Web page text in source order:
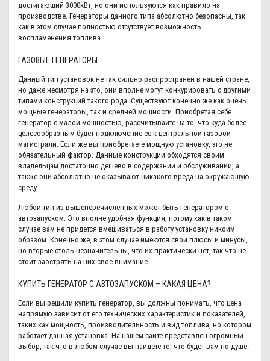
достигающий 3000кВт, но они используются как правило на
производстве. Генераторы данного типа абсолютно безопасны, так
как в этом случае полностью отсутствует возможность
воспламенения топлива.
ГАЗОВЫЕ ГЕНЕРАТОРЫ
Данный тип установок не так сильно распространен в нашей стране,
но даже несмотря на это, они вполне могут конкурировать с другими
типами конструкций такого рода. Существуют конечно же как очень
мощные генераторы, так и средней мощности. Приобретая себе
генератор с малой мощностью, рассчитывайте на то, что куда более
целесообразным будет подключение ее к центральной газовой
магистрали. Если же вы приобретаете мощную установку, это не
обязательный фактор. Данные конструкции обходятся своим
владельцам достаточно дешево в содержании и обслуживании, а
также они абсолютно не оказывают никакого вреда на окружающую
среду.
Любой тип из вышеперечисленных может быть генератором с
автозапуском. Это вполне удобная функция, потому как в таком
случае вам не придется вмешиваться в работу установку никоим
образом. Конечно же, в этом случае имеются свои плюсы и минусы,
но вторые столь незначительны, что их практически нет, так что не
стоит заострять на них свое внимание.
КУПИТЬ ГЕНЕРАТОР С АВТОЗАПУСКОМ – КАКАЯ ЦЕНА?
Если вы решили купить генератор, вы должны понимать, что цена
напрямую зависит от его технических характеристик и показателей,
таких как мощность, производительность и вид топлива, но котором
работает данная установка. На нашем сайте представлен огромный
выбор, так что в любом случае вы найдете то, что будет вам по душе.